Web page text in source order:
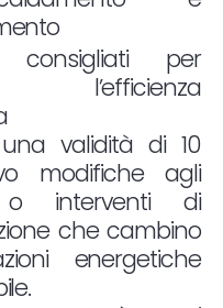
consigliati per
l’efficienza
una validità di 10
modifiche agli
o interventi di
che cambino
energetiche